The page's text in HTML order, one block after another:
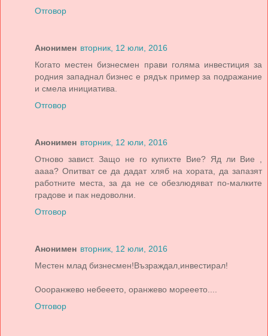
Отговор
Анонимен вторник, 12 юли, 2016
Когато местен бизнесмен прави голяма инвестиция за
родния западнал бизнес е рядък пример за подражание
и смела инициатива.
Отговор
Анонимен вторник, 12 юли, 2016
Отново завист. Защо не го купихте Вие? Яд ли Вие ,
аааа? Опитват се да дадат хляб на хората, да запазят
работните места, за да не се обезлюдяват по-малките
градове и пак недоволни.
Отговор
Анонимен вторник, 12 юли, 2016
Местен млад бизнесмен!Възраждал,инвестирал!
Оооранжево небееето, оранжево морееето....
Отговор